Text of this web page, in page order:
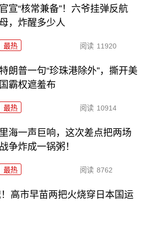
官宣“核常兼备”！六爷挂弹反航
母，炸醒多少人
最热 阅读 11920
朗普一句“珍珠港除外”，撕开美
国霸权遮羞布
最热 阅读 10914
里海一声巨响，这次差点把两场
战争炸成一锅粥！
最热 阅读 8762
高市早苗两把火烧穿日本国运